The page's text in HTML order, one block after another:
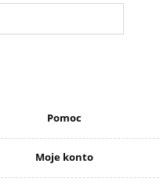
Pomoc
Moje konto